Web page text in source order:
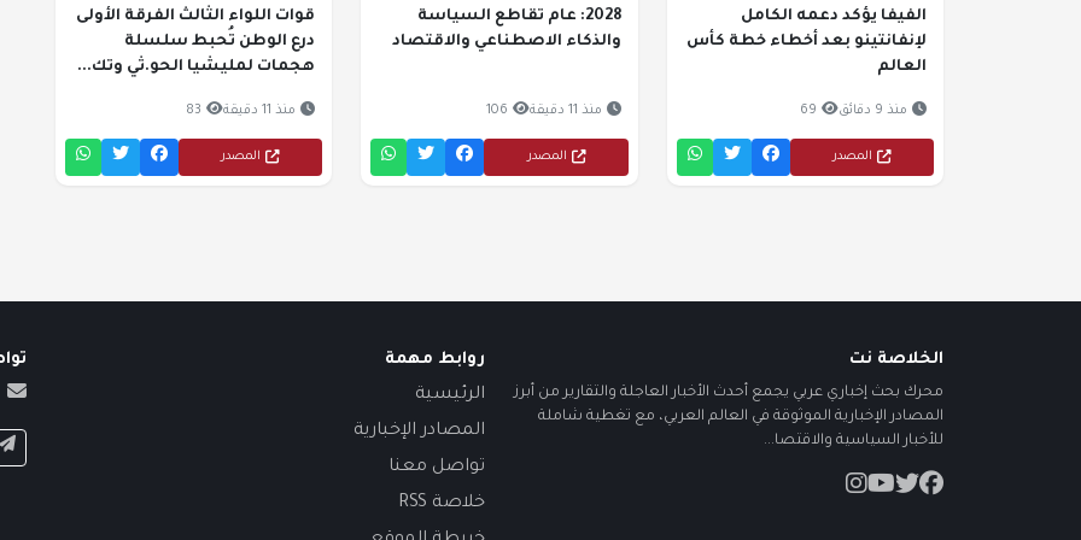
الفيفا يؤكد دعمه الكامل
لإنفانتينو بعد أخطاء خطة كأس
العالم
منذ 9 دقائق 69
المصدر
2028: عام تقاطع السياسة
والذكاء الاصطناعي والاقتصاد
منذ 11 دقيقة 106
المصدر
قوات اللواء الثالث الفرقة الأولى
درع الوطن تُحبط سلسلة
هجمات لمليشيا الحو.ثي وتك...
منذ 11 دقيقة 83
المصدر
الخلاصة نت
محرك بحث إخباري عربي يجمع أحدث الأخبار العاجلة والتقارير من أبرز
المصادر الإخبارية الموثوقة في العالم العربي، مع تغطية شاملة
للأخبار السياسية والاقتصا...
روابط مهمة
الرئيسية
المصادر الإخبارية
تواصل معنا
خلاصة RSS